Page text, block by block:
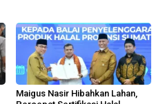
Maigus Nasir Hibahkan Lahan,